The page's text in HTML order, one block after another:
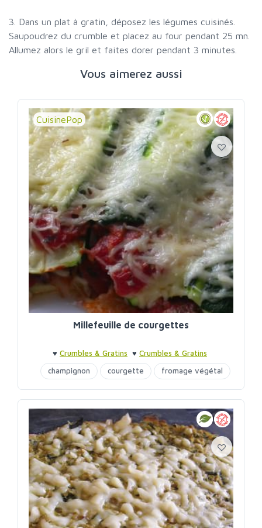
3. Dans un plat à gratin, déposez les légumes cuisinés.
Saupoudrez du crumble et placez au four pendant 25 mn.
Allumez alors le gril et faites dorer pendant 3 minutes.
Vous aimerez aussi
CuisinePop
Millefeuille de courgettes
♥ Crumbles & Gratins ♥ Crumbles & Gratins
champignon
courgette fromage végétal